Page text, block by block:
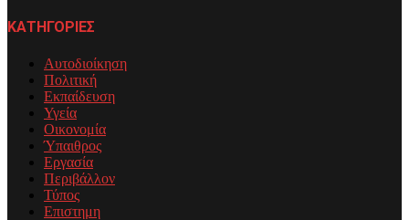
ΚΑΤΗΓΟΡΙΕΣ
Αυτοδιοίκηση
Πολιτική
Εκπαίδευση
Υγεία
Οικονομία
Ύπαιθρος
Εργασία
Περιβάλλον
Τύπος
Επιστημη